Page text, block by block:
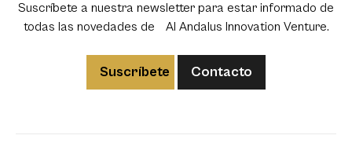
Suscríbete a nuestra newsletter para estar informado de
todas las novedades de Al Andalus Innovation Venture.
Suscríbete Contacto